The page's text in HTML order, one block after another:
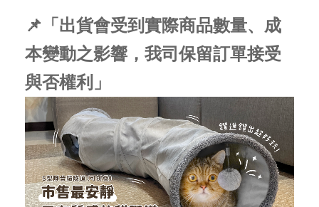
📌「出貨會受到實際商品數量、成
本變動之影響，我司保留訂單接受
與否權利」